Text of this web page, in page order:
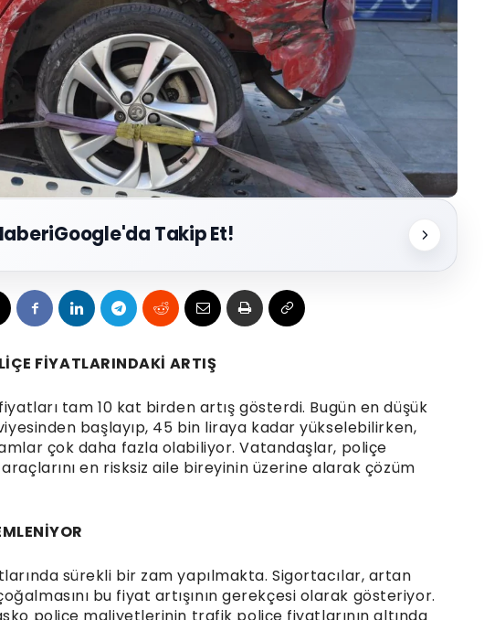
Google'da Takip Et!
FİYATLARINDAKİ ARTIŞ
tam 10 kat birden artış gösterdi. Bugün en düşük
başlayıp, 45 bin liraya kadar yükselebilirken,
çok daha fazla olabiliyor. Vatandaşlar, poliçe
en risksiz aile bireyinin üzerine alarak çözüm
sürekli bir zam yapılmakta. Sigortacılar, artan
bu fiyat artışının gerekçesi olarak gösteriyor.